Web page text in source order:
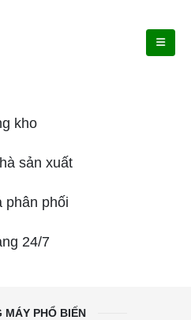
kho
sản xuất
phân phối
24/7
MÁY PHỔ BIẾN